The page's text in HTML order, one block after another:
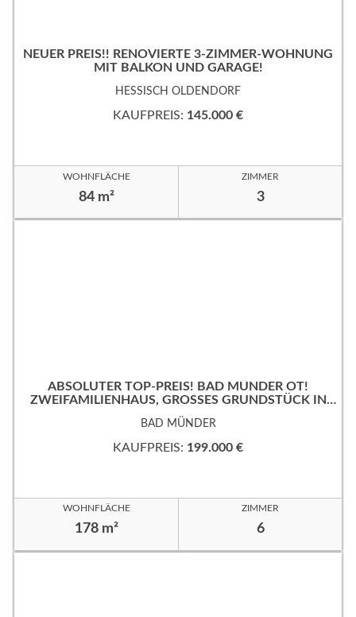
NEUER PREIS!! RENOVIERTE 3-ZIMMER-WOHNUNG
MIT BALKON UND GARAGE!
HESSISCH OLDENDORF
KAUFPREIS: 145.000 €
WOHNFLÄCHE
84 m²
ZIMMER
3
ABSOLUTER TOP-PREIS! BAD MÜNDER OT!
ZWEIFAMILIENHAUS, GROSSES GRUNDSTÜCK IN B
EVORZUGTER WOHNLAGE!
BAD MÜNDER
KAUFPREIS: 199.000 €
WOHNFLÄCHE
178 m²
ZIMMER
6